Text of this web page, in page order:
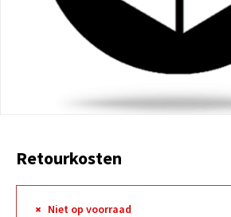
Retourkosten
Niet op voorraad